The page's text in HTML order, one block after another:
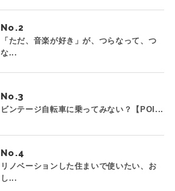
No.
「ただ、音楽が好き」が、つらなって、つ
な...
No.
ビンテージ自転車に乗ってみない？【POI...
No.
リノベーションした住まいで使いたい、お
し...